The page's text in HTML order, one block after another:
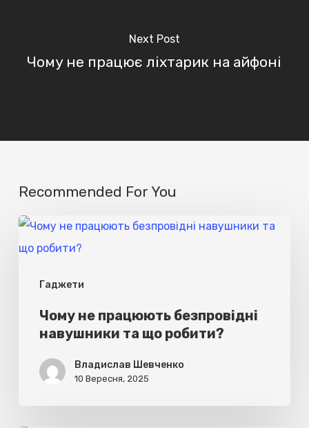
Next Post
Чому не працює ліхтарик на айфоні
Recommended For You
Гаджети
Чому
не
безпровідні
навушники
робити?
Чому не працюють безпровідні
навушники та що робити?
Владислав Шевченко
10 Вересня, 2025